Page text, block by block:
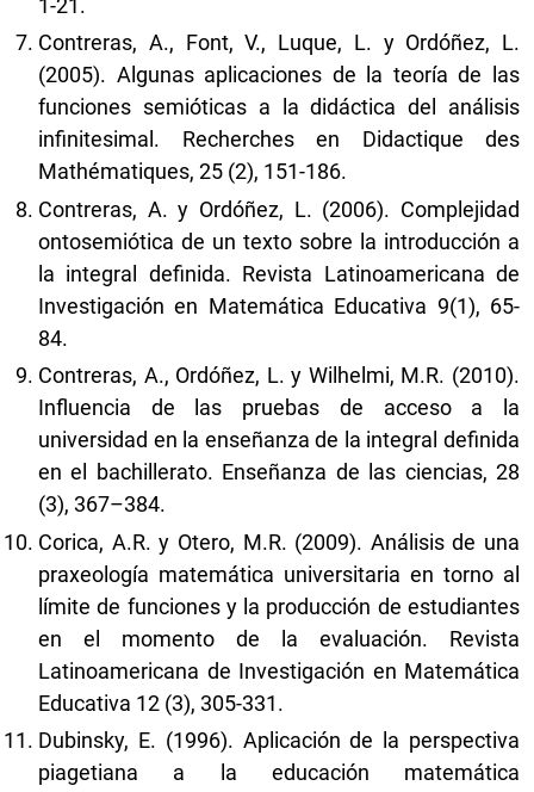
1-21.
Contreras, A., Font, V., Luque, L. y Ordóñez, L.
(2005). Algunas aplicaciones de la teoría de las
funciones semióticas a la didáctica del análisis
infinitesimal. Recherches en Didactique des
Mathématiques, 25 (2), 151-186.
Contreras, A. y Ordóñez, L. (2006). Complejidad
ontosemiótica de un texto sobre la introducción a
la integral definida. Revista Latinoamericana de
Investigación en Matemática Educativa 9(1), 65-
84.
Contreras, A., Ordóñez, L. y Wilhelmi, M.R. (2010).
Influencia de las pruebas de acceso a la
universidad en la enseñanza de la integral definida
en el bachillerato. Enseñanza de las ciencias, 28
(3), 367–384.
Corica, A.R. y Otero, M.R. (2009). Análisis de una
praxeología matemática universitaria en torno al
límite de funciones y la producción de estudiantes
en el momento de la evaluación. Revista
Latinoamericana de Investigación en Matemática
Educativa 12 (3), 305-331.
Dubinsky, E. (1996). Aplicación de la perspectiva
piagetiana a la educación matemática